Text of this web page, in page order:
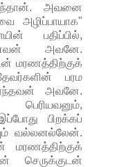
அவனை
அழிப்பாயாக"
பதிப்பில்,
அவனே.
மரணத்திற்குக்
பரம
அவனே.
பிறக்கப்
வல்லனல்லேன்.
மரணத்திற்குக்
செருக்குடன்